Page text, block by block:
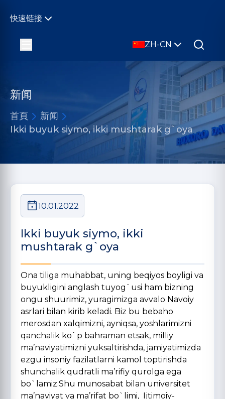
快速链接
ZH-CN
新闻
首頁
新闻
Ikki buyuk siymo, ikki mushtarak g`oya
10.01.2022
Ikki buyuk siymo, ikki
mushtarak g`oya
Ona tiliga muhabbat, uning beqiyos boyligi va
buyukligini anglash tuyog`usi ham bizning
ongu shuurimiz, yuragimizga avvalo Navoiy
asrlari bilan kirib keladi. Biz bu bebaho
merosdan xalqimizni, ayniqsa, yoshlarimizni
qanchalik ko`p bahraman etsak, milliy
ma’naviyatimizni yuksaltirishda, jamiyatimizda
ezgu insoniy fazilatlarni kamol toptirishda
shunchalik qudratli ma’rifiy qurolga ega
bo`lamiz.Shu munosabat bilan universitet
ma’naviyat va ma’rifat bo`limi, Ijtimoiy-